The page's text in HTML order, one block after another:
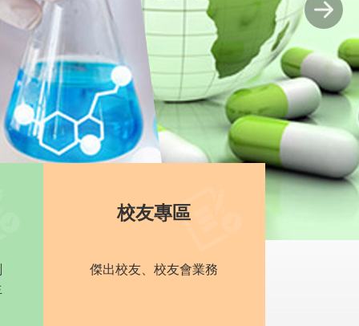
Next
校友專區
傑出校友、校友會業務